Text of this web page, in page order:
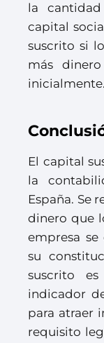
la
capital
suscrito si
más
inicialmente.
El capital
la
España. Se
dinero que
empresa
su
suscrito
indicador
para atraer
requisito